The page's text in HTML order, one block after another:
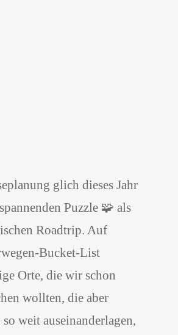
glich dieses Jahr
Puzzle 🧩 als
Roadtrip. Auf
Bucket-List
Orte, die wir schon
wollten, die aber
weit auseinanderlagen,